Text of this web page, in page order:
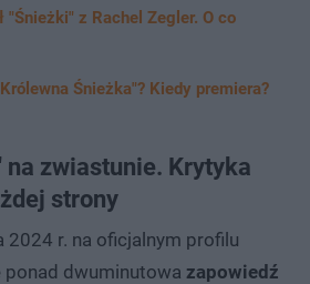
"Śnieżki" z Rachel Zegler. O co
Śnieżka"? Kiedy premiera?
na zwiastunie. Krytyka
strony
2024 r. na oficjalnym profilu
ponad dwuminutowa zapowiedź